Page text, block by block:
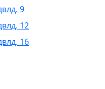
9
12
16